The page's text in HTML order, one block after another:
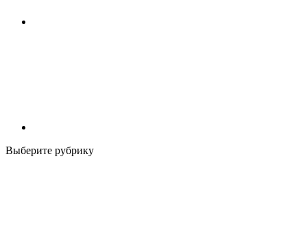
Выберите рубрику